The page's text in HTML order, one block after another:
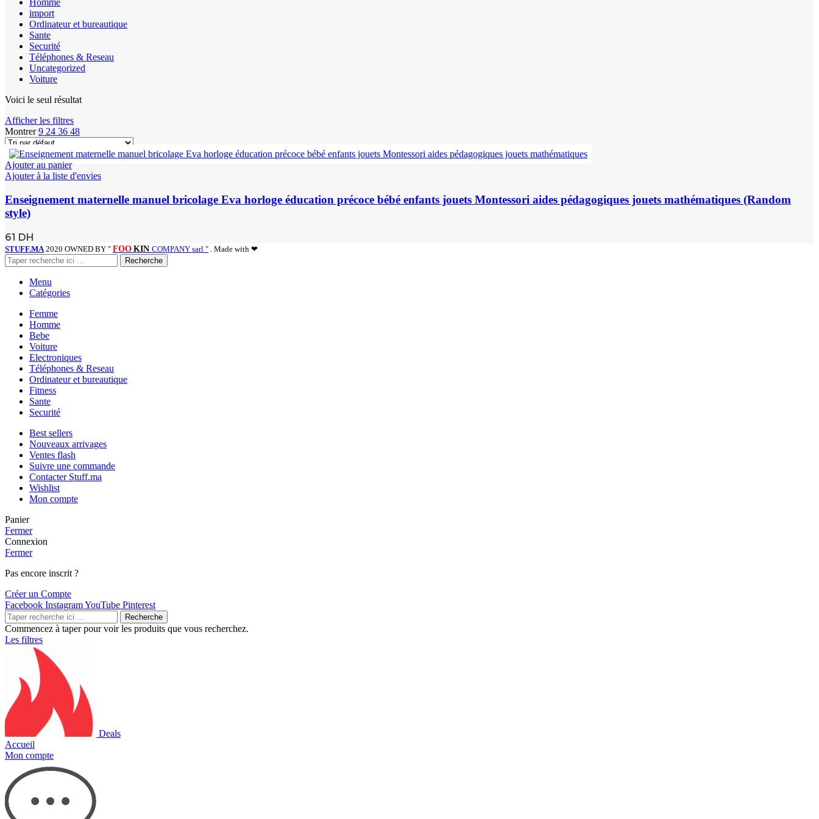
Homme
import
Ordinateur et bureautique
Sante
Securité
Téléphones & Reseau
Uncategorized
Voiture
Voici le seul résultat
Afficher les filtres
Montrer9 24 36 48
Ajouter au panier
Ajouter à la liste d'envies
Enseignement maternelle manuel bricolage Eva horloge éducation précoce bébé enfants jouets Montessori aides pédagogiques jouets mathématiques (Random
style)
61 DH
STUFF.MA 2020 OWNED BY " FOO KIN COMPANY sarl " . Made with ❤
Recherche
Menu
Catégories
Femme
Homme
Bebe
Voiture
Electroniques
Téléphones & Reseau
Ordinateur et bureautique
Fitness
Sante
Securité
Best sellers
Nouveaux arrivages
Ventes flash
Suivre une commande
Contacter Stuff.ma
Wishlist
Mon compte
Panier
Fermer
Connexion
Fermer
Pas encore inscrit ?
Créer un Compte
Facebook InstagramYouTube Pinterest
Recherche
Commencez à taper pour voir les produits que vous recherchez.
Les filtres
Deals
Accueil
Mon compte